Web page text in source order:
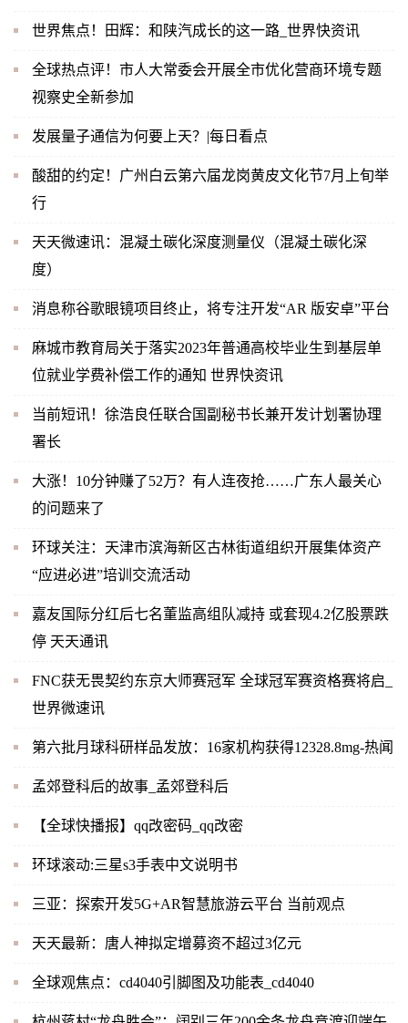
世界焦点！田辉：和陕汽成长的这一路_世界快资讯
全球热点评！市人大常委会开展全市优化营商环境专题
视察史全新参加
发展量子通信为何要上天？|每日看点
酸甜的约定！广州白云第六届龙岗黄皮文化节7月上旬举
行
天天微速讯：混凝土碳化深度测量仪（混凝土碳化深
度）
消息称谷歌眼镜项目终止，将专注开发“AR 版安卓”平台
麻城市教育局关于落实2023年普通高校毕业生到基层单
位就业学费补偿工作的通知 世界快资讯
当前短讯！徐浩良任联合国副秘书长兼开发计划署协理
署长
大涨！10分钟赚了52万？有人连夜抢……广东人最关心
的问题来了
环球关注：天津市滨海新区古林街道组织开展集体资产
“应进必进”培训交流活动
嘉友国际分红后七名董监高组队减持 或套现4.2亿股票跌
停 天天通讯
FNC获无畏契约东京大师赛冠军 全球冠军赛资格赛将启_
世界微速讯
第六批月球科研样品发放：16家机构获得12328.8mg-热闻
孟郊登科后的故事_孟郊登科后
【全球快播报】qq改密码_qq改密
环球滚动:三星s3手表中文说明书
三亚：探索开发5G+AR智慧旅游云平台 当前观点
天天最新：唐人神拟定增募资不超过3亿元
全球观焦点：cd4040引脚图及功能表_cd4040